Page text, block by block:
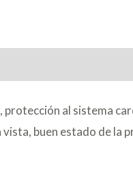
al sistema
buen estado de